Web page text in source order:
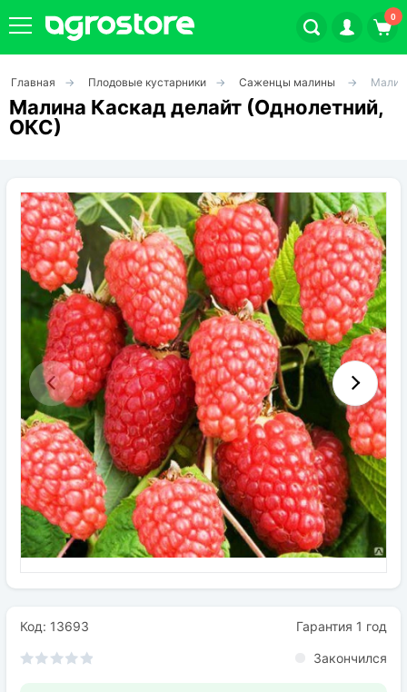
0
Плодовые кустарники
Декоративные растения
Цветы
Травы
Овощи (на посадку)
Штамбовые ягодные кусты
Семена
Удобрения
Средства защиты растений
Главная Плодовые кустарники Саженцы малины
Малина Каскад делайт (Однолетний,
ОКС)
Код: 13693 Гарантия 1 год
Закончился